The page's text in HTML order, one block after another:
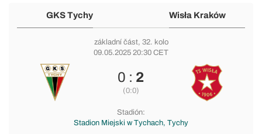
GKS Tychy Wisła Kraków
základní část, 32. kolo
09.05.2025 20:30 CET
0 : 2
(0:0)
Stadión:
Stadion Miejski w Tychach, Tychy